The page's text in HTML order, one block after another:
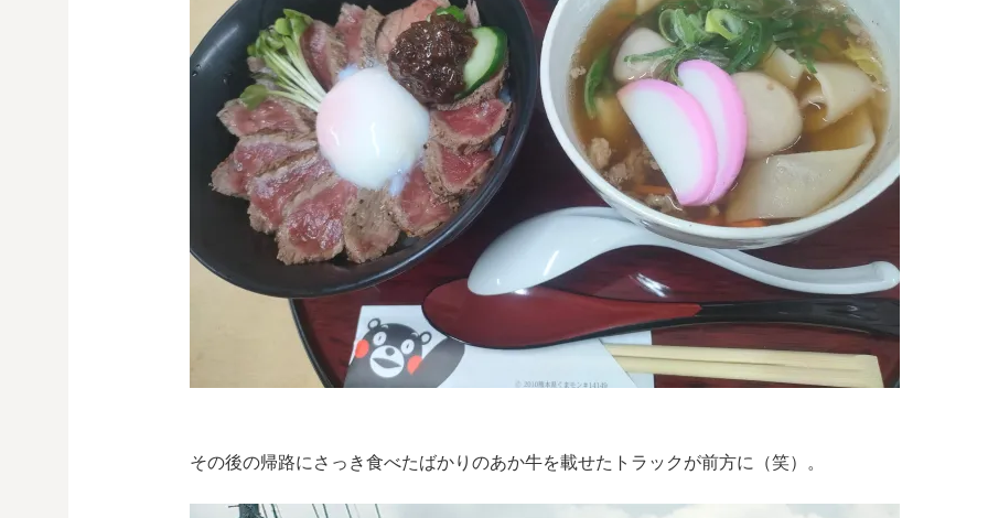
その後の帰路にさっき食べたばかりのあか牛を載せたトラックが前方に（笑）。